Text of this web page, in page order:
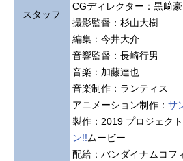
スタッフ
CGディレクター：黒﨑豪
撮影監督：杉山大樹
編集：今井大介
音響監督：長崎行男
音楽：加藤達也
音楽制作：ランティス
アニメーション制作： サ
製作：2019 プロジェクト
ン!!ムービー
配給：バンダイナムコフ